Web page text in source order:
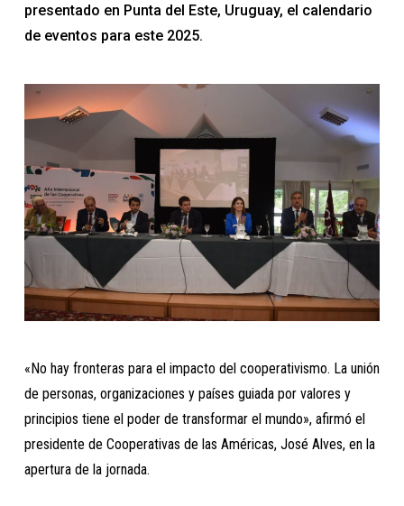
presentado en Punta del Este, Uruguay, el calendario
de eventos para este 2025.
«No hay fronteras para el impacto del cooperativismo. La unión
de personas, organizaciones y países guiada por valores y
principios tiene el poder de transformar el mundo», afirmó el
presidente de Cooperativas de las Américas, José Alves, en la
apertura de la jornada.